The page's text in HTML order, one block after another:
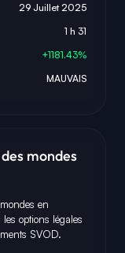
29 Juillet 2025
1 h 31
+1181.43%
MAUVAIS
mondes
en
options légales
SVOD.